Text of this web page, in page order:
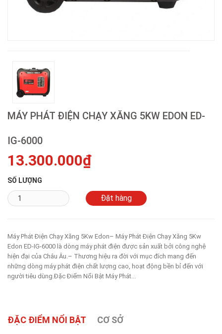
MÁY PHÁT ĐIỆN CHẠY XĂNG 5KW EDON ED-
IG-6000
13.300.000₫
SỐ LƯỢNG
Máy Phát Điện Chạy Xăng 5Kw Edon– Máy Phát Điện Chạy Xăng 5Kw
Edon ED-IG-6000 là dòng máy phát điện được sản xuất bởi công nghệ
hiện đại của Châu Âu.– Thương hiệu ra đời với mục đích mang đến
những dòng máy phát điện chất lượng cao, hoạt động bền bỉ đến với
người tiêu dùng.Đặc Điểm Nổi Bật Máy Phát...
ĐẶC ĐIỂM NỔI BẬT CƠ SỞ